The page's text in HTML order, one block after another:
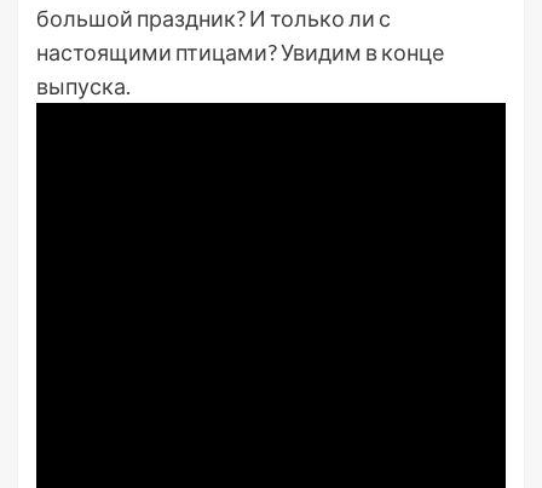
большой праздник? И только ли с
настоящими птицами? Увидим в конце
выпуска.